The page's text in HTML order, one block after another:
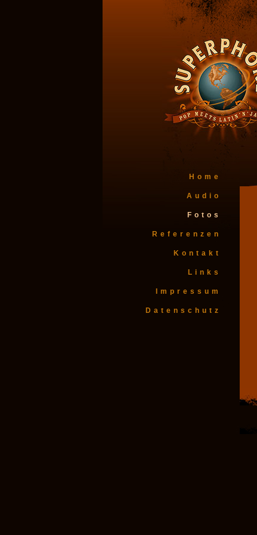
Home
Audio
Fotos
Referenzen
Kontakt
Links
Impressum
Datenschutz